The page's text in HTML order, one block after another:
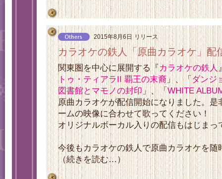
2015年8月6日 リリース
カラオケの鉄人「原曲カラオケ」配
関東圏を中心に展開する『カラオケの鉄人
トゥ・ティアラII 覇王の末裔」、「ダンジ
図書館とマモノの封印」、「WHITE
原曲カラオケが配信開始になりました。是
ームの映像に合わせて歌ってください！
オリジナルボーカル入りの配信もはじまっ
今後もカラオケの鉄人で原曲カラオケを随
（続きを読む…）